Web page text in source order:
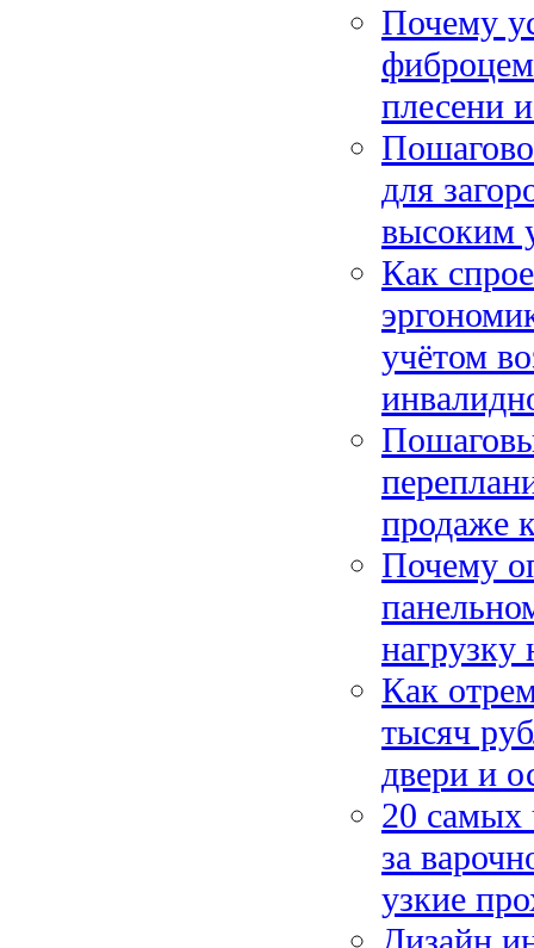
Почему
плесени
для
высоким
Как
учётом
продаже
Почему
нагрузку
Как
тысяч
двери и
20 самых
за
узкие